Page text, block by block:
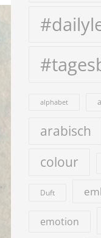
alphabet
arabisch
colour
Duft
emotion